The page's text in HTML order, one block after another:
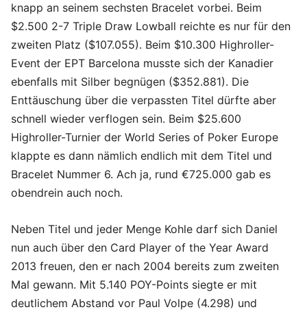
knapp an seinem sechsten Bracelet vorbei. Beim
$2.500 2-7 Triple Draw Lowball reichte es nur für den
zweiten Platz ($107.055). Beim $10.300 Highroller-
Event der EPT Barcelona musste sich der Kanadier
ebenfalls mit Silber begnügen ($352.881). Die
Enttäuschung über die verpassten Titel dürfte aber
schnell wieder verflogen sein. Beim $25.600
Highroller-Turnier der World Series of Poker Europe
klappte es dann nämlich endlich mit dem Titel und
Bracelet Nummer 6. Ach ja, rund €725.000 gab es
obendrein auch noch.
Neben Titel und jeder Menge Kohle darf sich Daniel
nun auch über den Card Player of the Year Award
2013 freuen, den er nach 2004 bereits zum zweiten
Mal gewann. Mit 5.140 POY-Points siegte er mit
deutlichem Abstand vor Paul Volpe (4.298) und